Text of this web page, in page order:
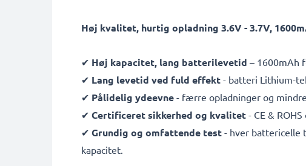
Høj kvalitet, hurtig opladning 3.6V - 3.7V,
✔ Høj kapacitet, lang batterilevetid – 1600mAh
✔ Lang levetid ved fuld effekt - batteri Lithium-
✔ Pålidelig ydeevne - færre opladninger og
✔ Certificeret sikkerhed og kvalitet - CE &
✔ Grundig og omfattende test - hver battericelle
kapacitet.